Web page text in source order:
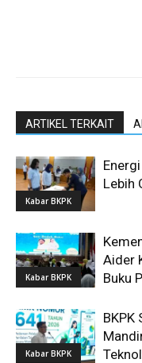
ARTIKEL TERKAIT
Kabar BKPK
Lebih
Kabar BKPK
Aider
Buku
Kabar BKPK
BKPK